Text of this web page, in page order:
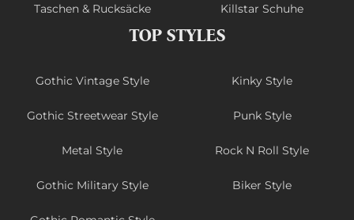
Taschen & Rucksäcke Killstar Schuhe
TOP STYLES
Gothic Vintage Style Kinky Style
Gothic Streetwear Style Punk Style
Metal Style Rock N Roll Style
Gothic Military Style Biker Style